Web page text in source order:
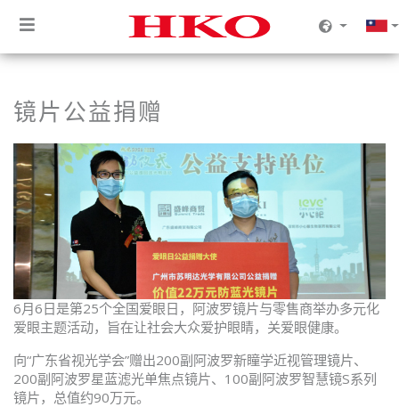
镜片公益捐赠
6月6日是第25个全国爱眼日，阿波罗镜片与零售商举办多元化
爱眼主题活动，旨在让社会大众爱护眼睛，关爱眼健康。
向“广东省视光学会”赠出200副阿波罗新瞳学近视管理镜片、
200副阿波罗星蓝滤光单焦点镜片、100副阿波罗智慧镜S系列
镜片，总值约90万元。